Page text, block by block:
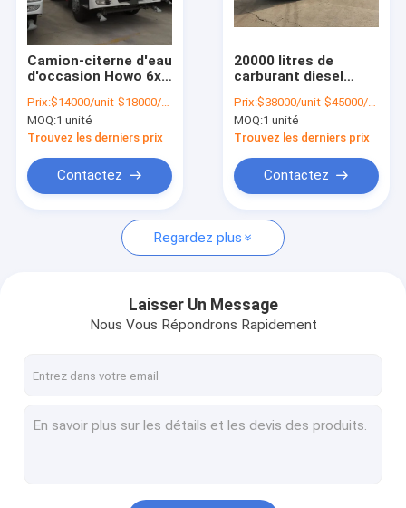
Visite d'usine
Contrôle de la qualité
nouvelles
Tous les cas
Camions utilisés de Howo
Camion tracteur HOWO
Camion de mélangeur concret de Howo
Camion-citerne d'eau
d'occasion Howo 6x4
Prix:$14000/unit-$18000/unit
MOQ:1 unité
Trouvez les derniers prix
Contactez
20000 litres de
carburant diesel
Howo camion-citerne
de carburant
Prix:$38000/unit-$45000/unit
MOQ:1 unité
Trouvez les derniers prix
Contactez
Regardez plus
Laisser Un Message
Nous Vous Répondrons Rapidement